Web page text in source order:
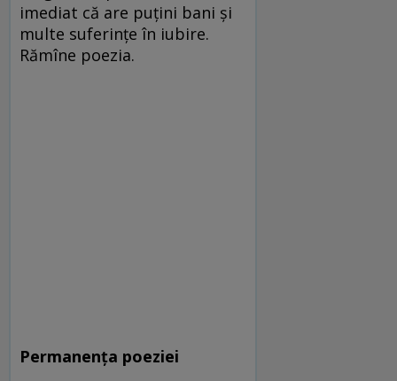
imediat că are puţini bani şi
multe suferinţe în iubire.
Rămîne poezia.
Permanenţa poeziei